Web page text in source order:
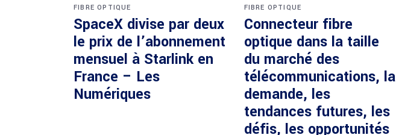
FIBRE OPTIQUE
SpaceX divise par deux
le prix de l’abonnement
mensuel à Starlink en
France – Les
Numériques
FIBRE OPTIQUE
Connecteur fibre
optique dans la taille
du marché des
télécommunications, la
demande, les
tendances futures, les
défis, les opportunités